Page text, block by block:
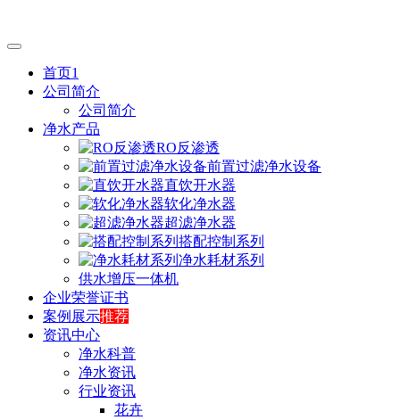
首页1
公司简介
公司简介
净水产品
RO反渗透
前置过滤净水设备
直饮开水器
软化净水器
超滤净水器
搭配控制系列
净水耗材系列
供水增压一体机
企业荣誉证书
案例展示推荐
资讯中心
净水科普
净水资讯
行业资讯
花卉